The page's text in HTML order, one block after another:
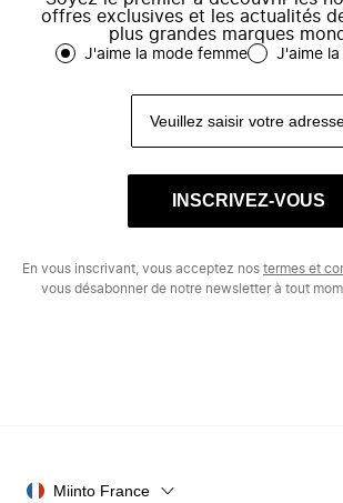
offres exclusives et les actualités
plus grandes marques
J'aime la mode femme J'aime
INSCRIVEZ-VOUS
En vous inscrivant, vous acceptez nos termes et
vous désabonner de notre newsletter à tout
Miinto France